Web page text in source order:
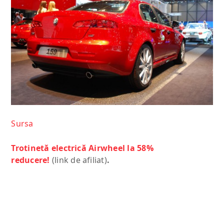
Sursa
Trotinetă electrică Airwheel la 58%
reducere! (link de afiliat).